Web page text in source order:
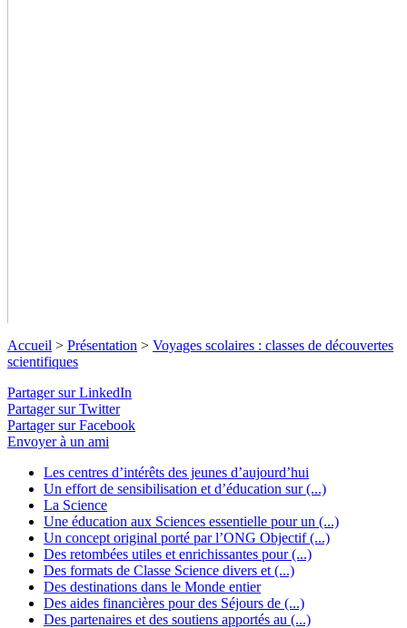
Voyages scolaires : classes de
découvertes scientifiques
Tout ce que vous devez savoir sur les voyages scolaires
proposes par OSI : Classes de Découvertes Scientifiques,
Classes Nature, Classes Transplantées...↓ Lire le descriptif
détaillé plus bas ↓
Accueil > Présentation > Voyages scolaires : classes de découvertes
scientifiques
Partager sur LinkedIn
Partager sur Twitter
Partager sur Facebook
Envoyer à un ami
Les centres d’intérêts des jeunes d’aujourd’hui
Un effort de sensibilisation et d’éducation sur (...)
La Science
Une éducation aux Sciences essentielle pour un (...)
Un concept original porté par l’ONG Objectif (...)
Des retombées utiles et enrichissantes pour (...)
Des formats de Classe Science divers et (...)
Des destinations dans le Monde entier
Des aides financières pour des Séjours de (...)
Des partenaires et des soutiens apportés au (...)